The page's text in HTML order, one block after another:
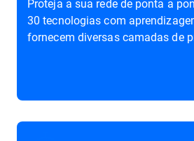
Proteja a sua rede de ponta a
30 tecnologias com
fornecem diversas camadas de